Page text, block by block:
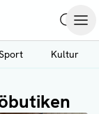
Kultur